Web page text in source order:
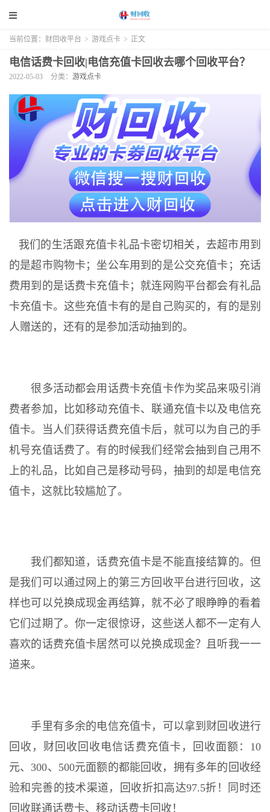
当前位置： 财回收平台 > 游戏点卡 > 正文
电信话费卡回收|电信充值卡回收去哪个回收平台？
2022-05-03 分类： 游戏点卡
我们的生活跟充值卡礼品卡密切相关，去超市用到
的是超市购物卡；坐公车用到的是公交充值卡；充话
费用到的是话费卡充值卡；就连网购平台都会有礼品
卡充值卡。这些充值卡有的是自己购买的，有的是别
人赠送的，还有的是参加活动抽到的。
很多活动都会用话费卡充值卡作为奖品来吸引消
费者参加，比如移动充值卡、联通充值卡以及电信充
值卡。当人们获得话费充值卡后，就可以为自己的手
机号充值话费了。有的时候我们经常会抽到自己用不
上的礼品，比如自己是移动号码，抽到的却是电信充
值卡，这就比较尴尬了。
我们都知道，话费充值卡是不能直接结算的。但
是我们可以通过网上的第三方回收平台进行回收，这
样也可以兑换成现金再结算，就不必了眼睁睁的看着
它们过期了。你一定很惊讶，这些送人都不一定有人
喜欢的话费充值卡居然可以兑换成现金？且听我一一
道来。
手里有多余的电信充值卡，可以拿到财回收进行
回收，财回收回收电信话费充值卡，回收面额：10
元、300、500元面额的都能回收，拥有多年的回收经
验和完善的技术渠道，回收折扣高达97.5折！同时还
回收联通话费卡、移动话费卡回收！